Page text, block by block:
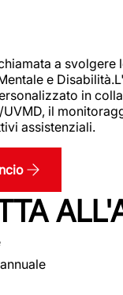
a
e
in
il
assistenziali.